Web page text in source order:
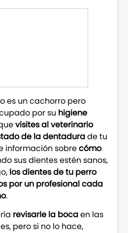
es un cachorro pero
por su higiene
visites al veterinario
de la dentadurade tu
información sobrecómo
sus dientes estén sanos,
los dientes de tu perro
por un profesional cada
.
revisarle la bocaen las
pero si no lo hace,